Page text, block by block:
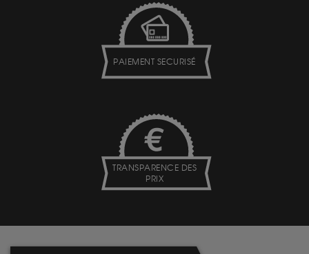
PAIEMENT SECURISÉ
TRANSPARENCE DES
PRIX